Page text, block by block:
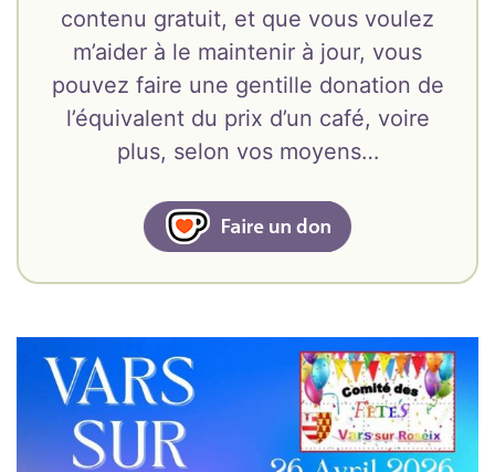
contenu gratuit, et que vous voulez
m’aider à le maintenir à jour, vous
pouvez faire une gentille donation de
l’équivalent du prix d’un café, voire
plus, selon vos moyens…